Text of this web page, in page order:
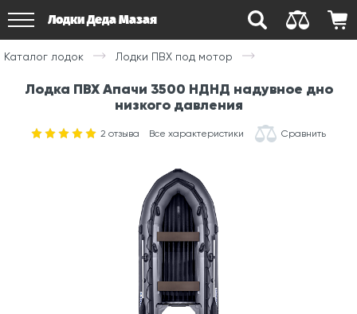
Лодки Деда Мазая
Каталог лодок Лодки ПВХ под мотор
Лодка ПВХ Апачи 3500 НДНД надувное дно
низкого давления
2 отзыва Все характеристики Сравнить